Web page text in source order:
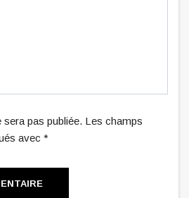
sera pas publiée. Les champs
avec *